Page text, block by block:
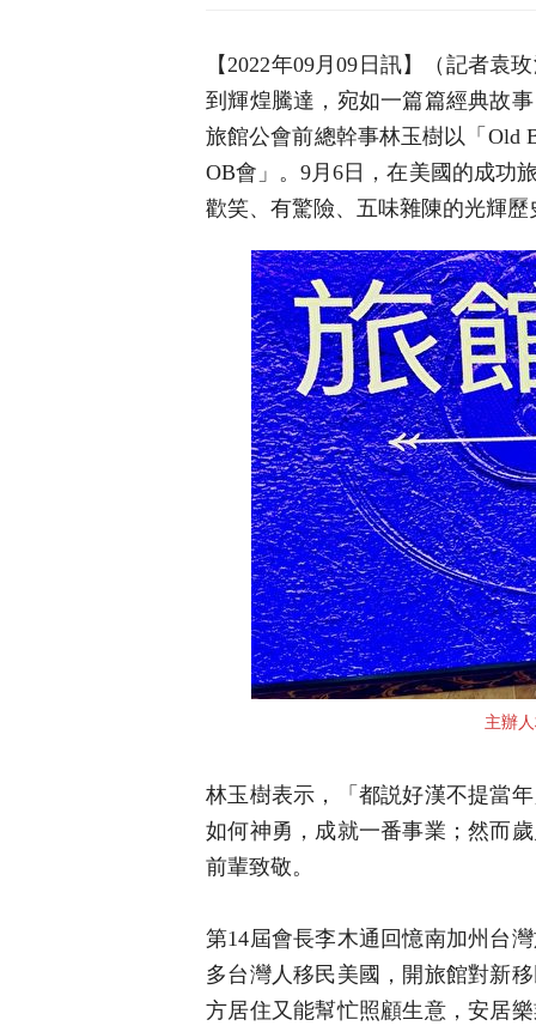
【2022年09月09日訊】（記者袁
到輝煌騰達，宛如一篇篇經典故
旅館公會前總幹事林玉樹以「Old
OB會」。9月6日，在美國的成功
歡笑、有驚險、五味雜陳的光輝歷
主辦
林玉樹表示，「都説好漢不提當
如何神勇，成就一番事業；然而
前輩致敬。
第14屆會長李木通回憶南加州台
多台灣人移民美國，開旅館對新
方居住又能幫忙照顧生意，安居